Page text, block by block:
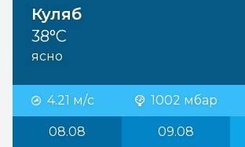
Куляб
38°C
ясно
4.21 м/с 1002 мбар
08.08 09.08